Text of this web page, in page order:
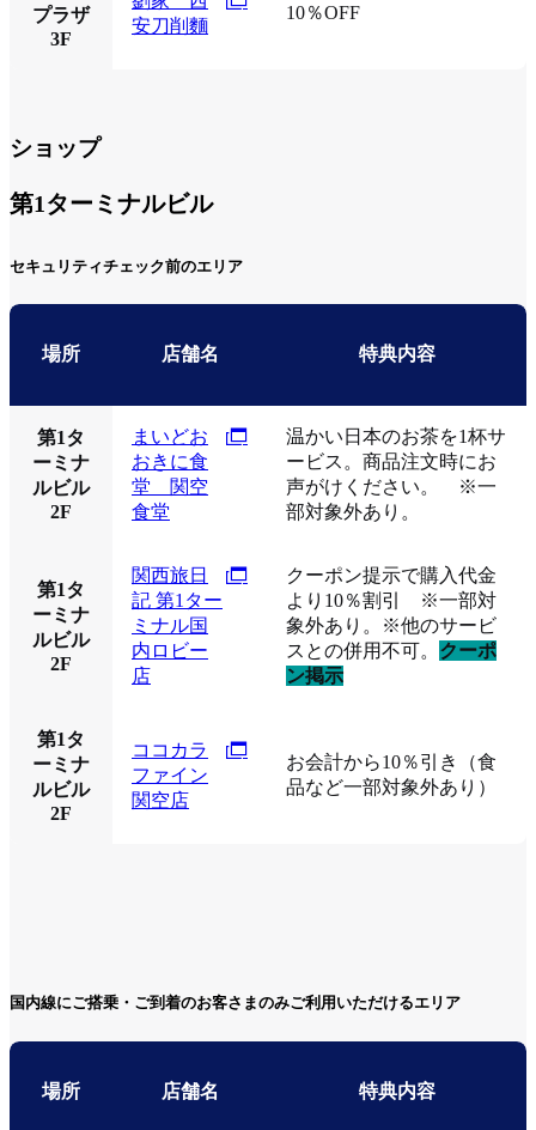
プラザ
3F
安刀削麵
10％OFF
ショップ
第1ターミナルビル
セキュリティチェック前のエリア
場所 店舗名 特典内容
第1タ
ーミナ
ルビル
2F
まいどお
おきに食
堂 関空
食堂
温かい日本のお茶を1杯サ
ービス。商品注文時にお
声がけください。 ※一
部対象外あり。
第1タ
ーミナ
ルビル
2F
関西旅日
記 第1ター
ミナル国
内ロビー
店
クーポン提示で購入代金
より10％割引 ※一部対
象外あり。※他のサービ
スとの併用不可。 クーポ
ン掲示
第1タ
ーミナ
ルビル
2F
ココカラ
ファイン
関空店
お会計から10％引き（食
品など一部対象外あり）
国内線にご搭乗・ご到着のお客さまのみご利用いただけるエリア
場所 店舗名 特典内容